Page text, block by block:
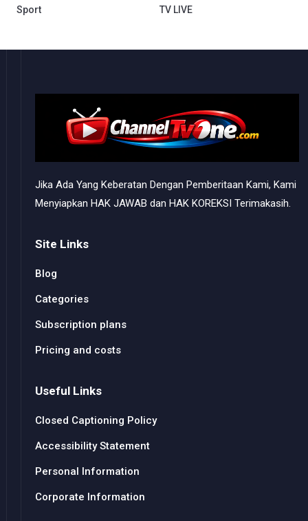
Sport TV LIVE
Jika Ada Yang Keberatan Dengan Pemberitaan Kami, Kami
Menyiapkan HAK JAWAB dan HAK KOREKSI Terimakasih.
Site Links
Blog
Categories
Subscription plans
Pricing and costs
Useful Links
Closed Captioning Policy
Accessibility Statement
Personal Information
Corporate Information